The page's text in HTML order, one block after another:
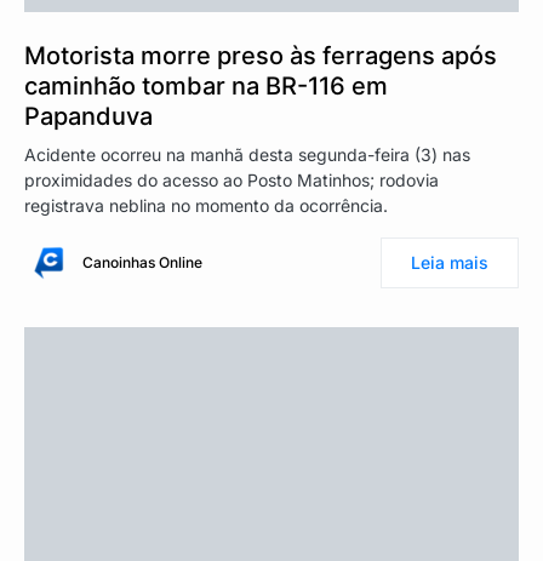
Motorista morre preso às ferragens após
caminhão tombar na BR-116 em
Papanduva
Acidente ocorreu na manhã desta segunda-feira (3) nas
proximidades do acesso ao Posto Matinhos; rodovia
registrava neblina no momento da ocorrência.
Canoinhas Online Leia mais